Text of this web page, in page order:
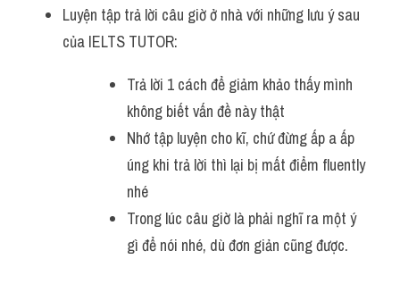
Luyện tập trả lời câu giờ ở nhà với những lưu ý sau
của IELTS TUTOR:
Trả lời 1 cách để giảm khảo thấy mình
không biết vấn đề này thật
Nhớ tập luyện cho kĩ, chứ đừng ấp a ấp
úng khi trả lời thì lại bị mất điểm fluently
nhé
Trong lúc câu giờ là phải nghĩ ra một ý
gì để nói nhé, dù đơn giản cũng được.